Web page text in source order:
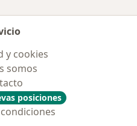
y cookies
somos
posiciones